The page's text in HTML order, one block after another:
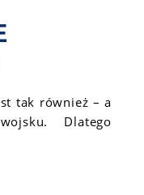
tak również – a
Dlatego